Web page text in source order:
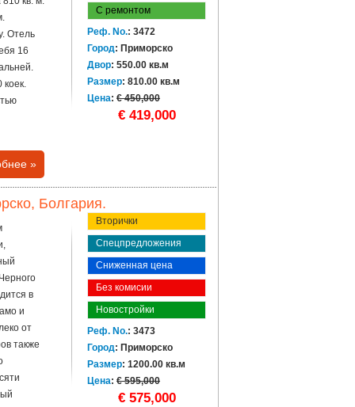
Отель
16
коек.
»
С ремонтом
Реф. No.: 3472
Город: Приморско
Двор: 550.00 кв.м
Размер: 810.00 кв.м
Цена: € 450,000
€ 419,000
Болгария.
в
и
от
также
Вторички
Спецпредложения
Сниженная цена
Без комисии
Новостройки
Реф. No.: 3473
Город: Приморско
Размер: 1200.00 кв.м
Цена: € 595,000
€ 575,000